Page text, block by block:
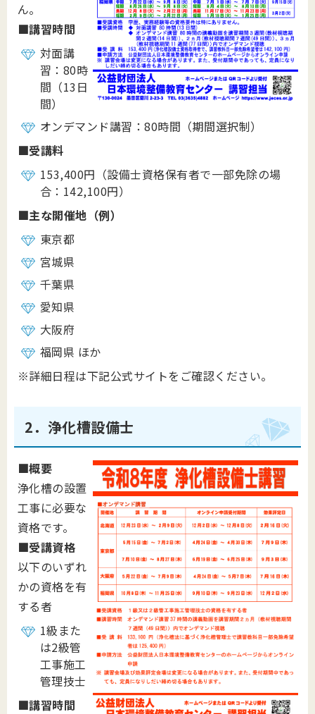
ん。
■講習時間
対面講
習：80時
間（13日
間）
オンデマンド講習：80時間（期間選択制）
■受講料
153,400円（設備士資格保有者で一部免除の場
合：142,100円）
■主な開催地（例）
東京都
宮城県
千葉県
愛知県
大阪府
福岡県 ほか
※詳細日程は下記公式サイトをご確認ください。
2．浄化槽設備士
■概要
浄化槽の設置
工事に必要な
資格です。
■受講資格
以下のいずれ
かの資格を有
する者
1級また
は2級管
工事施工
管理技士
■講習時間